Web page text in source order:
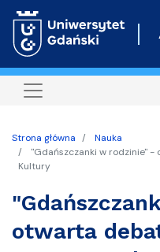
Strona główna
Nauka
"Gdańszczanki w rodzinie"
Kultury
otwarta